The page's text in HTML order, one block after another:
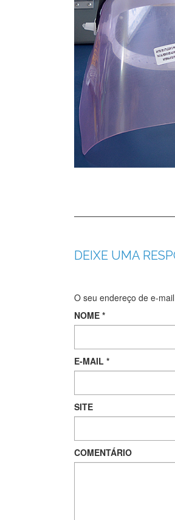
DEIXE UMA
O seu endereço de e-
NOME *
E-MAIL *
SITE
COMENTÁRIO